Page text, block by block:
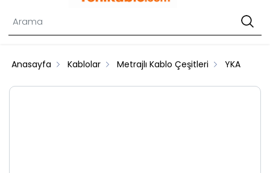
Anasayfa Kablolar Metrajlı Kablo Çeşitleri YKA